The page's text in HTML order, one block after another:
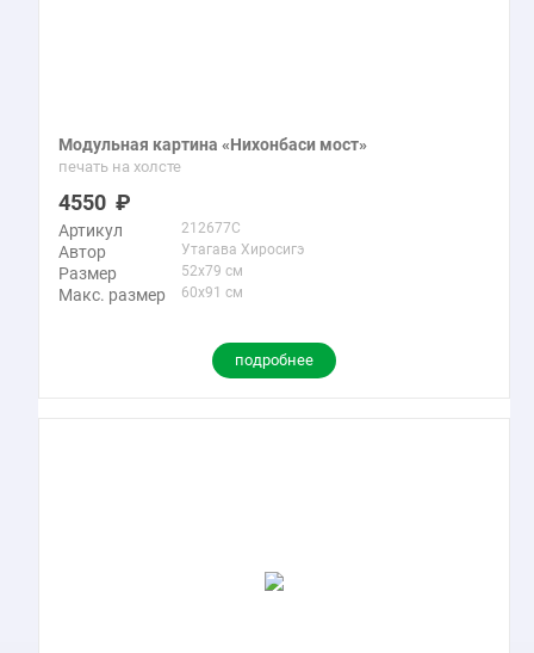
Модульная картина «Нихонбаси мост»
печать на холсте
4550
Артикул 212677C
Автор Утагава Хиросигэ
Размер 52x79 см
Макс. размер 60x91 см
подробнее